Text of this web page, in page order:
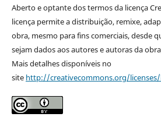
Aberto e optante dos termos da licença
licença permite a distribuição, remixe,
obra, mesmo para fins comerciais, desde
sejam dados aos autores e autoras da
Mais detalhes disponíveis no
site http://creativecommons.org/